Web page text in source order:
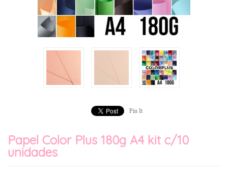
Pin It
Papel Color Plus 180g A4 kit c/10
unidades